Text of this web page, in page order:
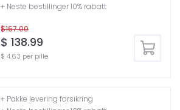
$167.00
$ 138.99
$ 4.63 per pille
+ Neste bestillinger 10% rabatt
+ Pakke levering forsikring